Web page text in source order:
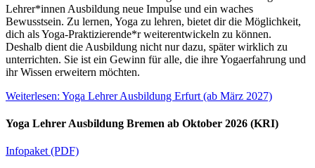
Lehrer*innen Ausbildung neue Impulse und ein waches
Bewusstsein. Zu lernen, Yoga zu lehren, bietet dir die Möglichkeit,
dich als Yoga-Praktizierende*r weiterentwickeln zu können.
Deshalb dient die Ausbildung nicht nur dazu, später wirklich zu
unterrichten. Sie ist ein Gewinn für alle, die ihre Yogaerfahrung und
ihr Wissen erweitern möchten.
Weiterlesen: Yoga Lehrer Ausbildung Erfurt (ab März 2027)
Yoga Lehrer Ausbildung Bremen ab Oktober 2026 (KRI)
Infopaket (PDF)